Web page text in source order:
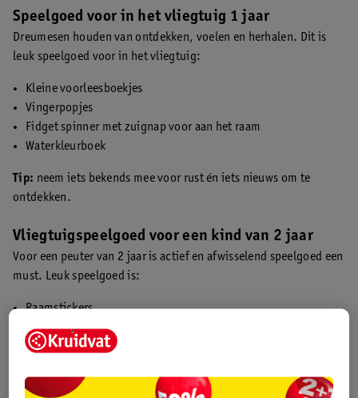
Speelgoed voor in het vliegtuig 1 jaar
Dreumesen houden van ontdekken, voelen en herhalen. Dit is
leuk speelgoed voor in het vliegtuig:
Kleine voorleesboekjes
Vingerpopjes
Fidget spinner met zuignap voor aan het raam
Waterkleurboek
Tip: neem iets bekends mee voor rust én iets nieuws om te
ontdekken.
Vliegtuigspeelgoed voor een kind van 2 jaar
Voor een peuter van 2 jaar is actief en afwisselend speelgoed een
must. Leuk speelgoed is:
Raamstickers
Tekentablet
Waterkleurboek
Voorleesboekjes